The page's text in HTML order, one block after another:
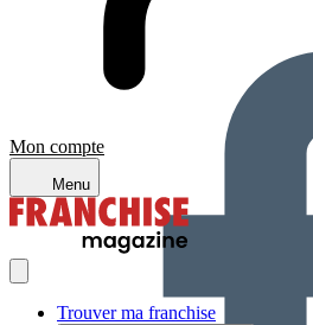
Mon compte
Menu
Trouver ma franchise